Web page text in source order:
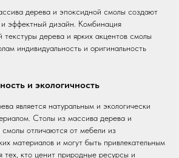
дерева и эпоксидной смолы создают
и эффектный дизайн. Комбинация
текстуры дерева и ярких акцентов смолы
индивидуальность и оригинальность
и экологичность
является натуральным и экологически
Столы из массива дерева и
смолы отличаются от мебели из
материалов и могут быть привлекательным
тех, кто ценит природные ресурсы и